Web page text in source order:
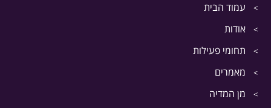
עמוד הבית
אודות
תחומי פעילות
מאמרים
מן המדיה